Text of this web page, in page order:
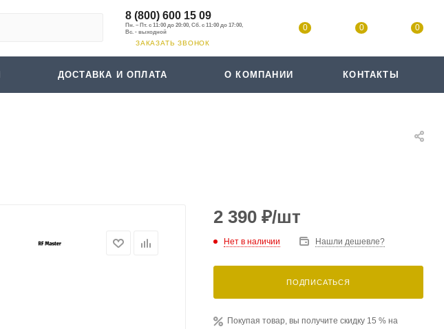
8 (800) 600 15 09
ЗАКАЗАТЬ ЗВОНОК
0 0 0
ДОСТАВКА И ОПЛАТА О КОМПАНИИ КОНТАКТЫ
2 390 ₽/шт
Нет в наличии Нашли дешевле?
ПОДПИСАТЬСЯ
Покупая товар, вы получите скидку 15 % на